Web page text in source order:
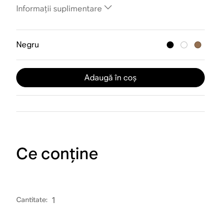
Informații suplimentare
Negru
Adaugă în coș
Ce conține
Cantitate: 1